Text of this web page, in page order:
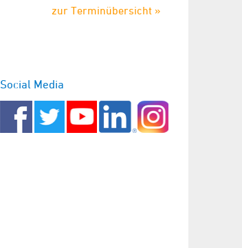
zur Terminübersicht »
Social Media